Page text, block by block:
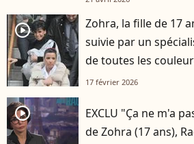
player2
Zohra, la fille de 17
suivie par un
de toutes les
17 février 2026
player2
EXCLU "Ça ne m'a
de Zohra (17 ans),